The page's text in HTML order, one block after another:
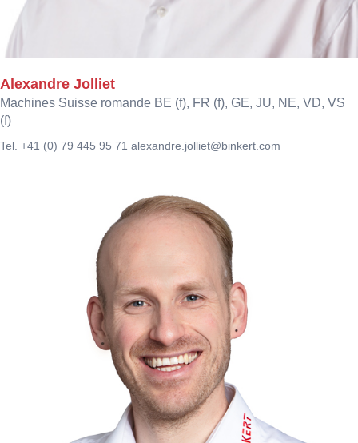
Alexandre Jolliet
Machines Suisse romande BE (f), FR (f), GE, JU, NE, VD, VS
(f)
Tel. +41 (0) 79 445 95 71 alexandre.jolliet@binkert.com